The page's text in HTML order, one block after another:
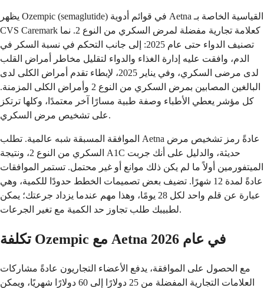
يظهر Ozempic (semaglutide) في قوائم أدوية Aetna القياسية الخاصة بـ
CVS Caremark كعلامة تجارية مفضلة لمرض السكري من النوع 2. نما
تصنيف الدواء حتى عام 2025: إلى جانب التحكم في نسبة السكر في
الدم، وافقت عليه إدارة الغذاء والدواء لتقليل مخاطر أمراض القلب
لدى مرضى السكري، وفي يناير 2025، لإبطاء تقدم أمراض الكلى لدى
البالغين المصابين بمرض السكري من النوع 2 وأمراض الكلى المزمنة.
كل مؤشر يعطي الأطباء وصفة طبية مسارًا آخر معتمدًا، وكلها ترتكز
على تشخيص مرض السكري.
الموافقة المسبقة شبه عالمية. تطلب Aetna عادةً رمز تشخيص مرض
السكري من النوع 2، ونتيجة A1C حديثة، والدليل على أنك جربت
الميتفورمين أولاً ما لم يكن ذلك موانع أو غير محتمل. تستمر الموافقات
عادةً لمدة 12 شهرًا. تضيف بعض تصميمات الخطط حدودًا للكمية، وهي
عبارة عن قلم واحد لكل 28 يومًا، وهذا مهم عندما يزداد جرعتك؛ يمكن
لطبيبك طلب تجاوز حد الكمية مع تغير الجرعات.
تكلفة Ozempic مع Aetna في عام 2026
مع الحصول على الموافقة، يدفع الأعضاء التجاريون عادةً مشاركات
العلامات التجارية المفضلة من 25 دولارًا إلى 60 دولارًا شهريًا، ويمكن